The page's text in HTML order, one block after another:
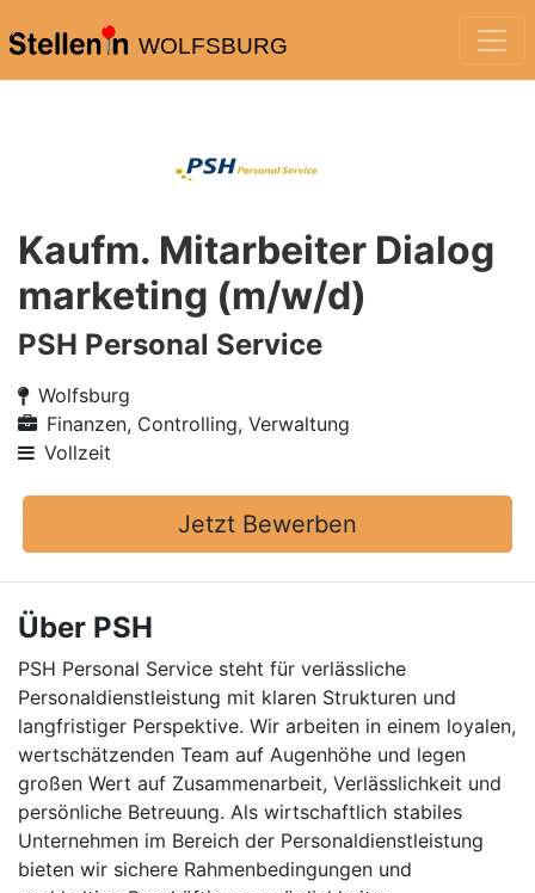
WOLFSBURG
Kaufm. Mitarbeiter Dialog
marketing (m/w/d)
PSH Personal Service
Wolfsburg
Finanzen, Controlling, Verwaltung
Vollzeit
Jetzt Bewerben
Über PSH
PSH Personal Service steht für verlässliche
Personaldienstleistung mit klaren Strukturen und
langfristiger Perspektive. Wir arbeiten in einem loyalen,
wertschätzenden Team auf Augenhöhe und legen
großen Wert auf Zusammenarbeit, Verlässlichkeit und
persönliche Betreuung. Als wirtschaftlich stabiles
Unternehmen im Bereich der Personaldienstleistung
bieten wir sichere Rahmenbedingungen und